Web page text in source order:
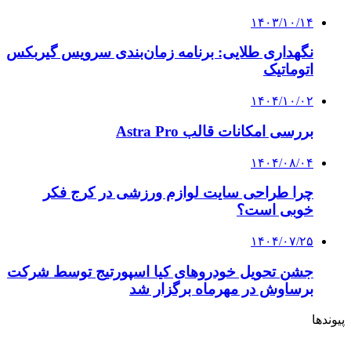
۱۴۰۳/۱۰/۱۴
نگهداری طلایی: برنامه زمان‌بندی سرویس گیربکس
اتوماتیک
۱۴۰۴/۱۰/۰۲
بررسی امکانات قالب Astra Pro
۱۴۰۴/۰۸/۰۴
چرا طراحی سایت لوازم ورزشی در کرج فکر
خوبی است؟
۱۴۰۴/۰۷/۲۵
جشن تحویل خودروهای کیا اسپورتیج توسط شرکت
برساوش در مهرماه برگزار شد
پیوندها